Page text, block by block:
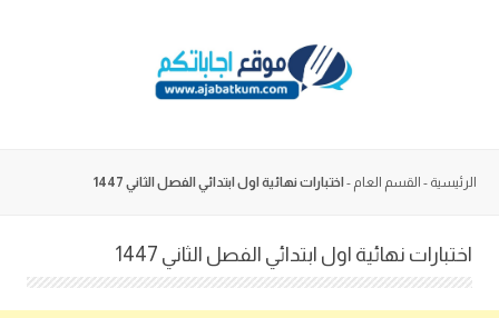
الرئيسية - القسم العام - اختبارات نهائية اول ابتدائي الفصل الثاني 1447
اختبارات نهائية اول ابتدائي الفصل الثاني 1447